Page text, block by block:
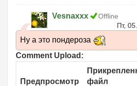
Vesnaxxx
Offline
Пт,
Ну а это пондероза
Comment Upload:
Предпросмотр
файл